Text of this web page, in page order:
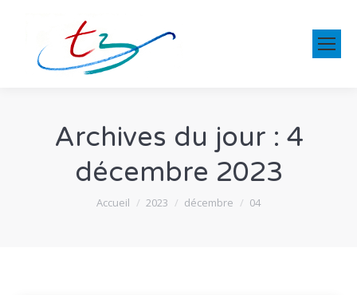
Archives du jour : 4
décembre 2023
Vous êtes ici :
Accueil 2023 décembre 04